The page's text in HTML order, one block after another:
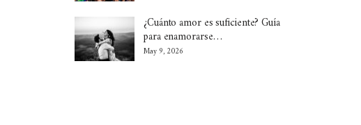
¿Cuánto amor es suficiente? Guía
para enamorarse…
May 9, 2026